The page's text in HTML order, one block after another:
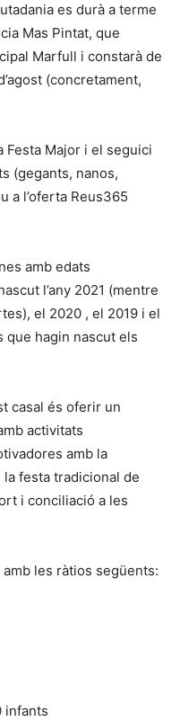
es durà a terme
Mas Pintat, que
Marfull i constarà de
(concretament,
Festa Major i el seguici
(gegants, nanos,
a l’oferta Reus365
amb edats
l’any 2021 (mentre
el 2020 , el 2019 i el
que hagin nascut els
casal és oferir un
activitats
amb la
festa tradicional de
i conciliació a les
amb les ràtios següents:
infants